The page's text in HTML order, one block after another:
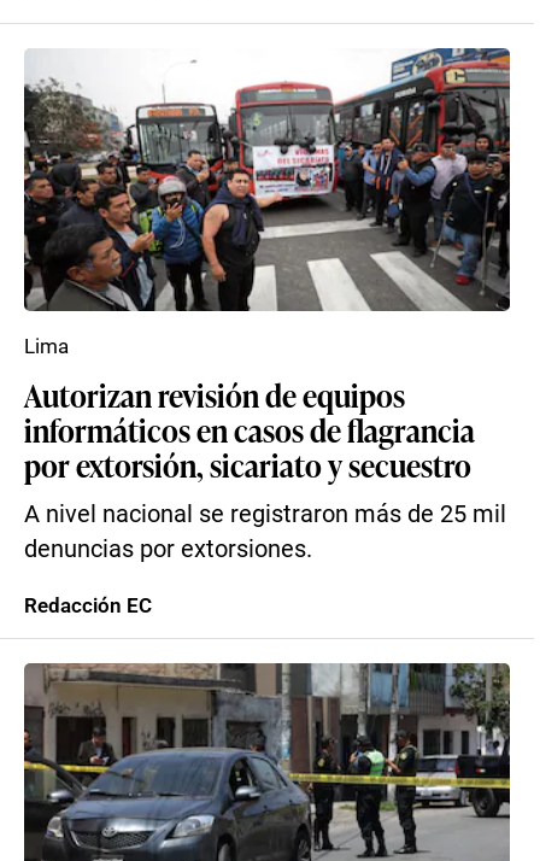
Autorizan revisión de equipos
informáticos en casos de flagrancia
por extorsión, sicariato y secuestro
A nivel nacional se registraron más de 25 mil
denuncias por extorsiones.
Lima
Redacción EC